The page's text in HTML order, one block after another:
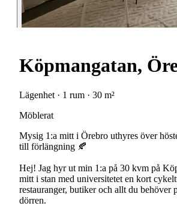
Köpmangatan,
Lägenhet · 1 rum · 30 m²
Möblerat
Mysig 1:a mitt i Örebro uthyres över
till förlängning 🍂
Hej! Jag hyr ut min 1:a på 30 kvm på
mitt i stan med universitetet en kort
restauranger, butiker och allt du behöver
dörren.